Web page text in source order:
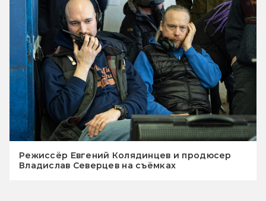
Режиссёр Евгений Колядинцев и продюсер
Владислав Северцев на съёмках